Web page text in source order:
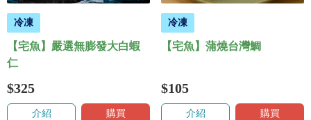
冷凍
【宅魚】嚴選無膨發大白蝦
仁
$325
介紹 購買
冷凍
【宅魚】蒲燒台灣鯛
$105
介紹 購買